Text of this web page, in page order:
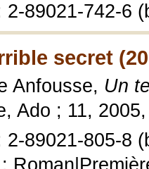
2-89021-742-6
secret
Anfousse, Un
Ado ; 11,
2-89021-805-8